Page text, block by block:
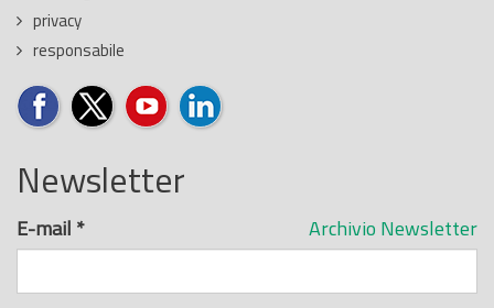
privacy
responsabile
Newsletter
Archivio Newsletter
E-mail *